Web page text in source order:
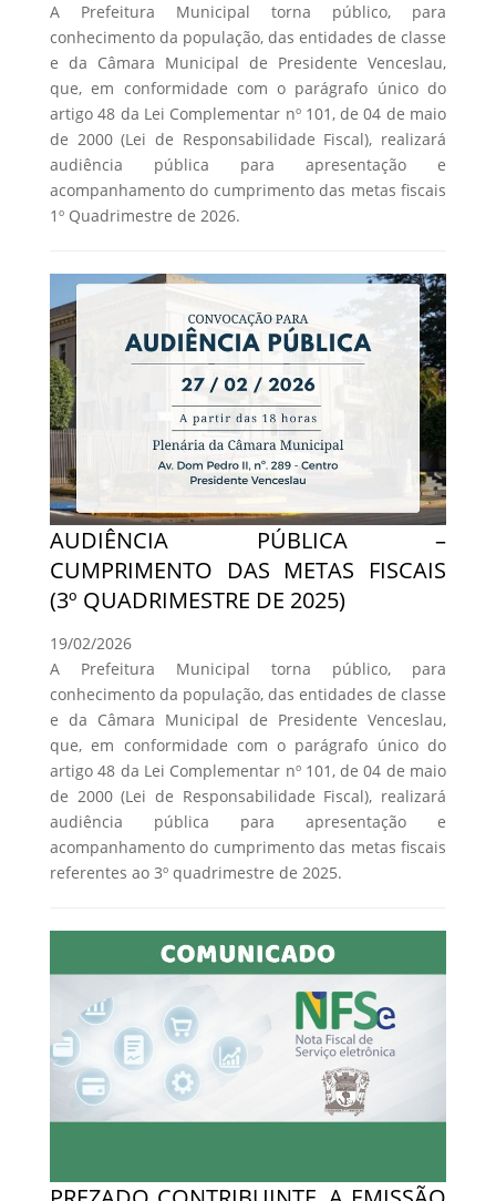
A Prefeitura Municipal torna público, para
conhecimento da população, das entidades de classe
e da Câmara Municipal de Presidente Venceslau,
que, em conformidade com o parágrafo único do
artigo 48 da Lei Complementar nº 101, de 04 de maio
de 2000 (Lei de Responsabilidade Fiscal), realizará
audiência pública para apresentação e
acompanhamento do cumprimento das metas fiscais
1º Quadrimestre de 2026.
AUDIÊNCIA PÚBLICA –
CUMPRIMENTO DAS METAS FISCAIS
(3º QUADRIMESTRE DE 2025)
19/02/2026
A Prefeitura Municipal torna público, para
conhecimento da população, das entidades de classe
e da Câmara Municipal de Presidente Venceslau,
que, em conformidade com o parágrafo único do
artigo 48 da Lei Complementar nº 101, de 04 de maio
de 2000 (Lei de Responsabilidade Fiscal), realizará
audiência pública para apresentação e
acompanhamento do cumprimento das metas fiscais
referentes ao 3º quadrimestre de 2025.